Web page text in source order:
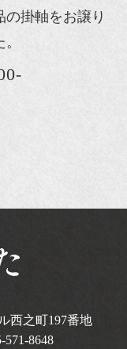
の掛軸をお譲り
西之町197番地
8648